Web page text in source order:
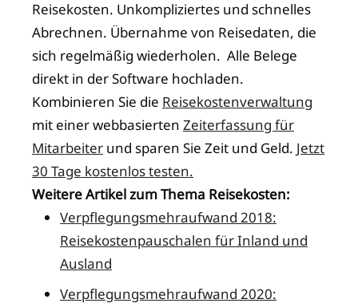
Reisekosten. Unkompliziertes und schnelles
Abrechnen. Übernahme von Reisedaten, die
sich regelmäßig wiederholen. Alle Belege
direkt in der Software hochladen.
Kombinieren Sie die Reisekostenverwaltung
mit einer webbasierten Zeiterfassung für
Mitarbeiter und sparen Sie Zeit und Geld. Jetzt
30 Tage kostenlos testen.
Weitere Artikel zum Thema Reisekosten:
Verpflegungsmehraufwand 2018:
Reisekostenpauschalen für Inland und
Ausland
Verpflegungsmehraufwand 2020: